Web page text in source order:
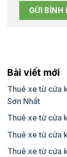
Bài viết mới
Thuê xe từ cửa
Sơn Nhất
Thuê xe từ cửa
Thuê xe từ cửa
Thuê xe từ cửa